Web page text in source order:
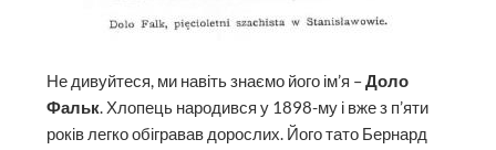
Не дивуйтеся, ми навіть знаємо його ім’я –Доло
Фальк. Хлопець народився у 1898-му і вже з п’яти
років легко обігравав дорослих. Його тато Бернард